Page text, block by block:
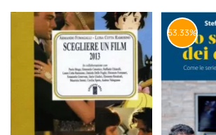
53.33%